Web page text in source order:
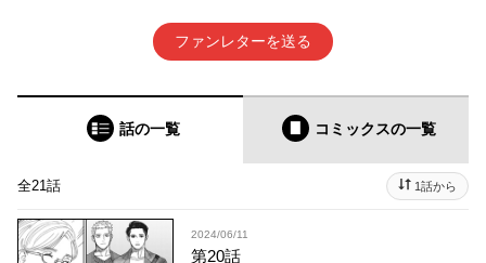
ファンレターを送る
話の一覧 コミックスの一覧
全21話 1話から
2024/06/11
第20話